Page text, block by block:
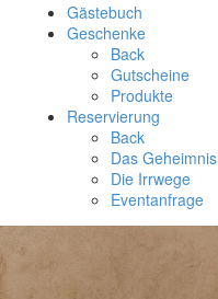
Gästebuch
Geschenke
Back
Gutscheine
Produkte
Reservierung
Back
Das Geheimnis
Die Irrwege
Eventanfrage